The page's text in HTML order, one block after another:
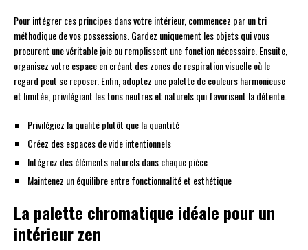
Pour intégrer ces principes dans votre intérieur, commencez par un tri
méthodique de vos possessions. Gardez uniquement les objets qui vous
procurent une véritable joie ou remplissent une fonction nécessaire. Ensuite,
organisez votre espace en créant des zones de respiration visuelle où le
regard peut se reposer. Enfin, adoptez une palette de couleurs harmonieuse
et limitée, privilégiant les tons neutres et naturels qui favorisent la détente.
Privilégiez la qualité plutôt que la quantité
Créez des espaces de vide intentionnels
Intégrez des éléments naturels dans chaque pièce
Maintenez un équilibre entre fonctionnalité et esthétique
La palette chromatique idéale pour un
intérieur zen